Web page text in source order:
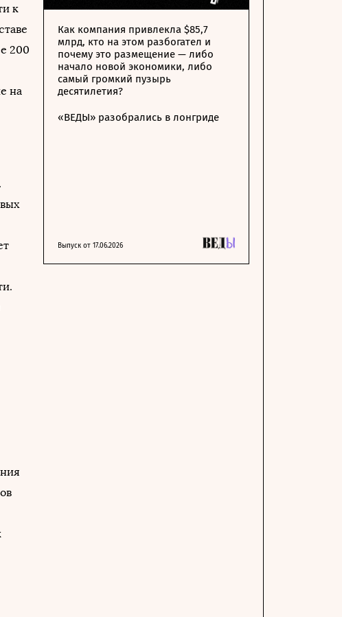
к
200
на
Как компания привлекла $85,7
млрд, кто на этом разбогател и
почему это размещение — либо
начало новой экономики, либо
самый громкий пузырь
десятилетия?
«ВЕДЫ» разобрались в лонгриде
Выпуск от 17.06.2026